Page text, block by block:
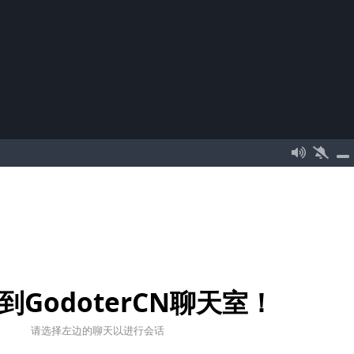
GodoterCN聊天室！
请选择左边的聊天以进行会话